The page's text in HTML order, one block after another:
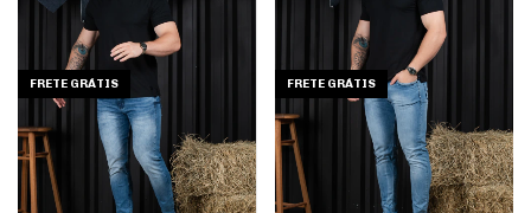
FRETE GRÁTIS FRETE GRÁTIS